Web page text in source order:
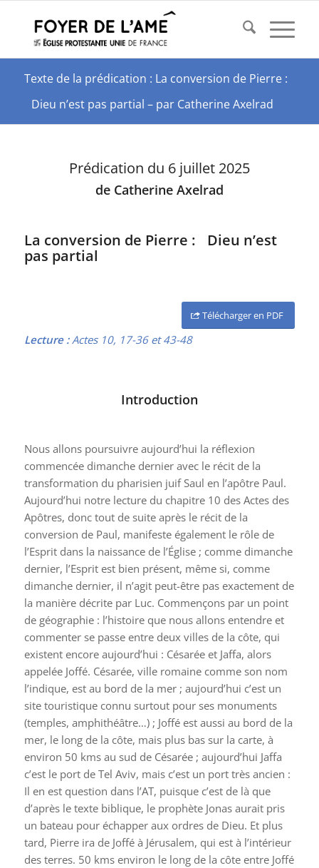
Texte de la prédication : La conversion de Pierre :
Dieu n’est pas partial – par Catherine Axelrad
Prédication du 6 juillet 2025
de Catherine Axelrad
La conversion de Pierre : Dieu n’est
pas partial
Télécharger en PDF
Lecture :Actes 10, 17-36 et 43-48
Introduction
Nous allons poursuivre aujourd’hui la réflexion
commencée dimanche dernier avec le récit de la
transformation du pharisien juif Saul en l’apôtre Paul.
Aujourd’hui notre lecture du chapitre 10 des Actes des
Apôtres, donc tout de suite après le récit de la
conversion de Paul, manifeste également le rôle de
l’Esprit dans la naissance de l’Église ; comme dimanche
dernier, l’Esprit est bien présent, même si, comme
dimanche dernier, il n’agit peut-être pas exactement de
la manière décrite par Luc. Commençons par un point
de géographie : l’histoire que nous allons entendre et
commenter se passe entre deux villes de la côte, qui
existent encore aujourd’hui : Césarée et Jaffa, alors
appelée Joffé. Césarée, ville romaine comme son nom
l’indique, est au bord de la mer ; aujourd’hui c’est un
site touristique connu surtout pour ses monuments
(temples, amphithéâtre…) ; Joffé est aussi au bord de la
mer, le long de la côte, mais plus bas sur la carte, à
environ 50 kms au sud de Césarée ; aujourd’hui Jaffa
c’est le port de Tel Aviv, mais c’est un port très ancien :
Il en est question dans l’AT, puisque c’est de là que
d’après le texte biblique, le prophète Jonas aurait pris
un bateau pour échapper aux ordres de Dieu. Et plus
tard, Pierre ira de Joffé à Jérusalem, qui est à l’intérieur
des terres. 50 kms environ le long de la côte entre Joffé